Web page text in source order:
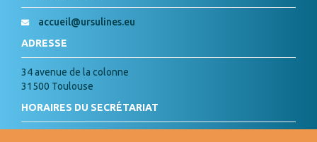
accueil@ursulines.eu
ADRESSE
34 avenue de la colonne
31500 Toulouse
HORAIRES DU SECRÉTARIAT